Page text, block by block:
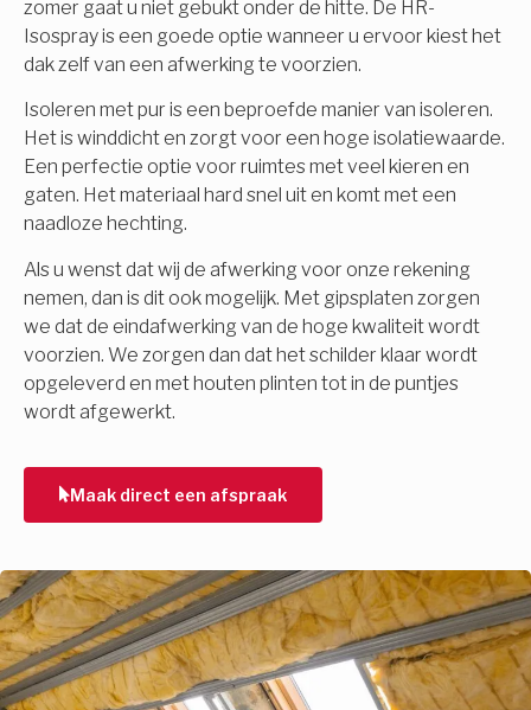
zomer gaat u niet gebukt onder de hitte. De HR-
Isospray is een goede optie wanneer u ervoor kiest het
dak zelf van een afwerking te voorzien.
Isoleren met pur is een beproefde manier van isoleren.
Het is winddicht en zorgt voor een hoge isolatiewaarde.
Een perfectie optie voor ruimtes met veel kieren en
gaten. Het materiaal hard snel uit en komt met een
naadloze hechting.
Als u wenst dat wij de afwerking voor onze rekening
nemen, dan is dit ook mogelijk. Met gipsplaten zorgen
we dat de eindafwerking van de hoge kwaliteit wordt
voorzien. We zorgen dan dat het schilder klaar wordt
opgeleverd en met houten plinten tot in de puntjes
wordt afgewerkt.
Maak direct een afspraak